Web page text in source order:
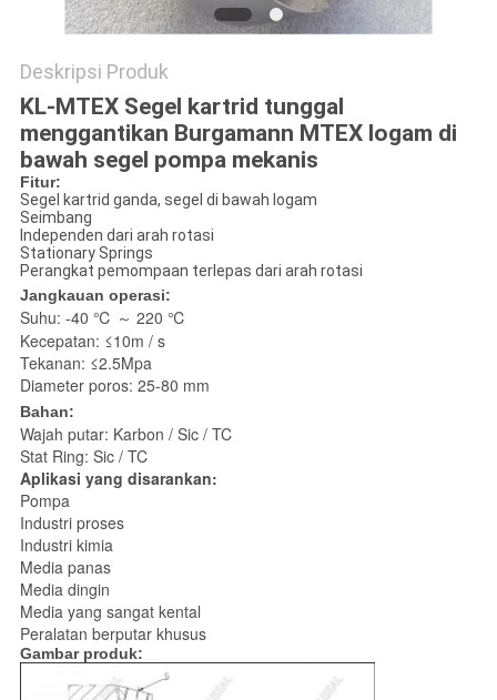
Deskripsi Produk
KL-MTEX Segel kartrid tunggal
menggantikan Burgamann MTEX ​​logam di
bawah segel pompa mekanis
Fitur:
Segel kartrid ganda, segel di bawah logam
Seimbang
Independen dari arah rotasi
Stationary Springs
Perangkat pemompaan terlepas dari arah rotasi
Jangkauan operasi:
Suhu: -40 ℃ ～ 220 ℃
Kecepatan: ≤10m / s
Tekanan: ≤2.5Mpa
Diameter poros: 25-80 mm
Bahan:
Wajah putar: Karbon / Sic / TC
Stat Ring: Sic / TC
Aplikasi yang disarankan:
Pompa
Industri proses
Industri kimia
Media panas
Media dingin
Media yang sangat kental
Peralatan berputar khusus
Gambar produk: